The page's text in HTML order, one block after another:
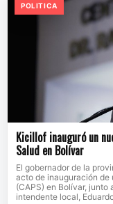
POLITICA
Kicillof inauguró un
Salud en Bolívar
El gobernador de la
acto de inauguración de
(CAPS) en Bolívar, junto
intendente local,